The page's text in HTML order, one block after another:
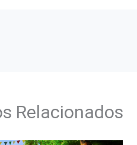
Relacionados